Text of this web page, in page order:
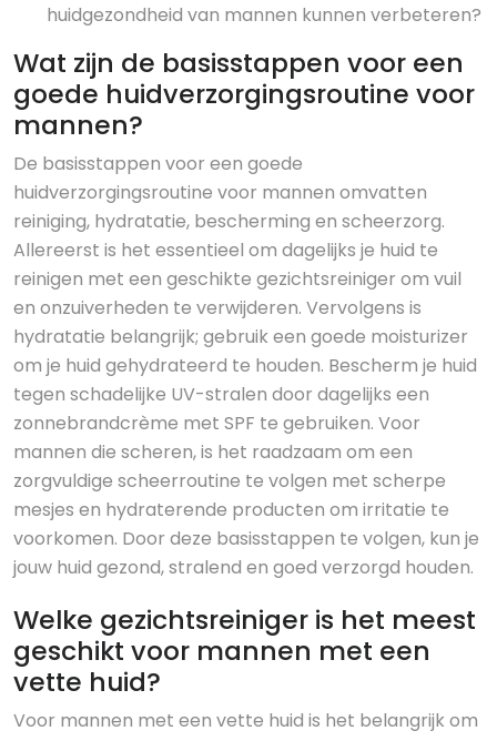
huidgezondheid van mannen kunnen verbeteren?
Wat zijn de basisstappen voor een
goede huidverzorgingsroutine voor
mannen?
De basisstappen voor een goede
huidverzorgingsroutine voor mannen omvatten
reiniging, hydratatie, bescherming en scheerzorg.
Allereerst is het essentieel om dagelijks je huid te
reinigen met een geschikte gezichtsreiniger om vuil
en onzuiverheden te verwijderen. Vervolgens is
hydratatie belangrijk; gebruik een goede moisturizer
om je huid gehydrateerd te houden. Bescherm je huid
tegen schadelijke UV-stralen door dagelijks een
zonnebrandcrème met SPF te gebruiken. Voor
mannen die scheren, is het raadzaam om een
zorgvuldige scheerroutine te volgen met scherpe
mesjes en hydraterende producten om irritatie te
voorkomen. Door deze basisstappen te volgen, kun je
jouw huid gezond, stralend en goed verzorgd houden.
Welke gezichtsreiniger is het meest
geschikt voor mannen met een
vette huid?
Voor mannen met een vette huid is het belangrijk om